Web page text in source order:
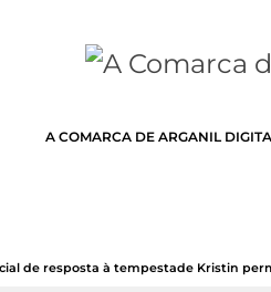
A COMARCA DE ARGANIL
de resposta à tempestade Kristin